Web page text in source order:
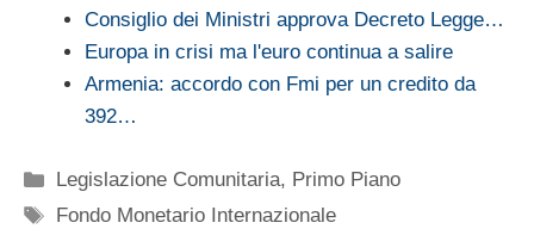
Consiglio dei Ministri approva Decreto Legge…
Europa in crisi ma l'euro continua a salire
Armenia: accordo con Fmi per un credito da
392…
Categorie
Legislazione Comunitaria, Primo Piano
Tag
Fondo Monetario Internazionale